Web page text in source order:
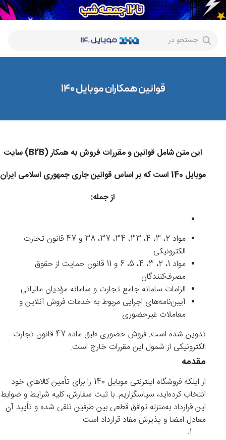
جستجو در
قوانین همکاران موبایل 140
این متن شامل قوانین و مقررات فروش به همکار (B2B) سایت
موبایل 140 است که بر اساس قوانین جاری جمهوری اسلامی ایران
از جمله:
مواد 2، 3، 4، 33، 34، 37، 38 و 47 قانون تجارت
الکترونیکی
مواد 1، 2، 3، 4، 5، 6 و 11 قانون حمایت از حقوق
مصرف‌کنندگان
الزامات سامانه جامع تجارت و سامانه مؤدیان مالیاتی
آیین‌نامه‌های اجرایی مربوط به خدمات فروش آنلاین و
معاملات غیرحضوری
تدوین شده است. فروش حضوری طبق ماده 47 قانون تجارت
الکترونیکی از شمول این مقررات خارج است.
مقدمه
از اینکه فروشگاه اینترنتی موبایل 140 را برای تأمین کالاهای خود
انتخاب کرده‌اید، سپاسگزاریم. با ثبت سفارش، کلیه شرایط و ضوابط
این قرارداد به‌منزله توافق قطعی بین طرفین تلقی شده و تأیید آن
معادل امضا و پذیرش مفاد قرارداد است.